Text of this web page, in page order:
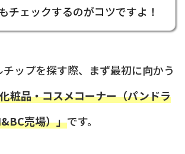
チェックするのがコツですよ！
ップを探す際、まず最初に向かう
粧品・コスメコーナー（パンドラ
売場）」です。